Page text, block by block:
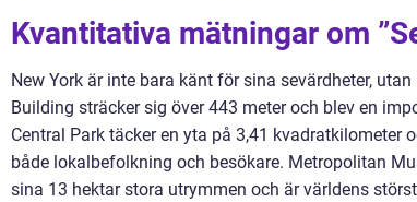
Kvantitativa mätningar om
New York är inte bara känt för sina sevärdheter,
Building sträcker sig över 443 meter och blev en
Central Park täcker en yta på 3,41
både lokalbefolkning och besökare. Metropolitan
sina 13 hektar stora utrymmen och är världens